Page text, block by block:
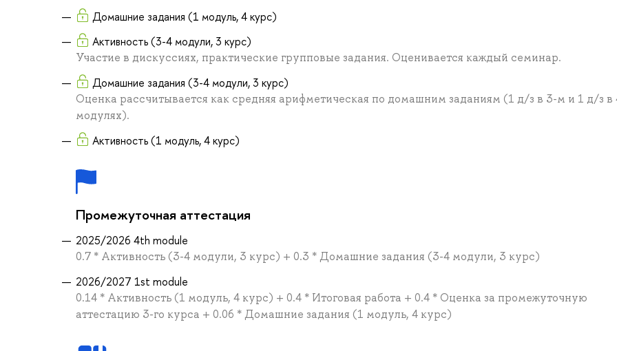
Домашние задания (1 модуль, 4 курс)
Активность (3-4 модули, 3 курс)
Участие в дискуссиях, практические групповые задания. Оценивается каждый семинар.
Домашние задания (3-4 модули, 3 курс)
Оценка рассчитывается как средняя арифметическая по домашним заданиям (1 д/з в 3-м и 1 д/з в
модулях).
Активность (1 модуль, 4 курс)
Промежуточная аттестация
2025/2026 4th module
0.7 * Активность (3-4 модули, 3 курс) + 0.3 * Домашние задания (3-4 модули, 3 курс)
2026/2027 1st module
0.14 * Активность (1 модуль, 4 курс) + 0.4 * Итоговая работа + 0.4 * Оценка за промежуточную
аттестацию 3-го курса + 0.06 * Домашние задания (1 модуль, 4 курс)